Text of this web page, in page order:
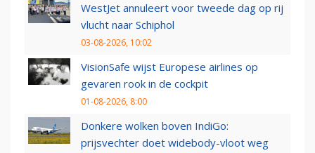
WestJet annuleert voor tweede dag op rij
vlucht naar Schiphol
03-08-2026, 10:02
VisionSafe wijst Europese airlines op
gevaren rook in de cockpit
01-08-2026, 8:00
Donkere wolken boven IndiGo:
prijsvechter doet widebody-vloot weg